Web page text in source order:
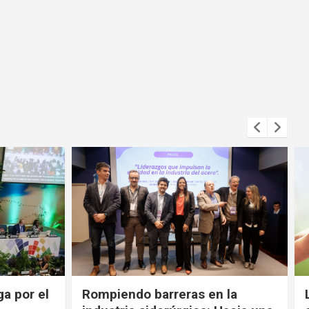
por el
Rompiendo barreras en la